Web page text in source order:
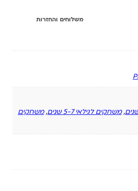
משלוחים והחזרות
,משחקים לגילאי 5-7 שנים ,משחקים